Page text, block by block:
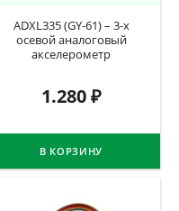
ADXL335 (GY-61) – 3-х
осевой аналоговый
акселерометр
1.280₽
В КОРЗИНУ